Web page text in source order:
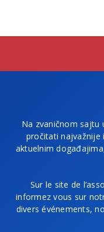
Na zvaničnom sajtu
pročitati najvažnije
aktuelnim
Sur le site de
informez vous sur
divers événements,